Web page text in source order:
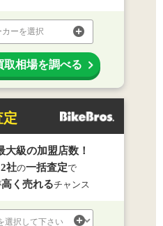
ーを選択
取相場を調べる
定
大級の加盟店数！
社の一括査定で
高く売れるチャンス